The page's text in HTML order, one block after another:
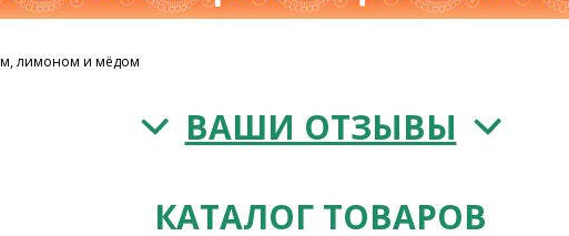
лимоном и мёдом
ВАШИ ОТЗЫВЫ
КАТАЛОГ ТОВАРОВ